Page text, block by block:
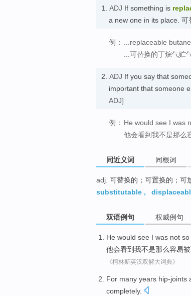
1. ADJ If something is
a new one in its place. 可
例： ...replaceable
...可替换的丁烷气贮
2. ADJ If you say that
important that someone
ADJ]
例： He would see I was
他会看到我不是那么
同近义词 同根词
adj. 可替换的；可置换的；可
substitutable ,
双语例句 权威例句
He would see I was not so
他会看到我不是那么容易
《柯林斯英汉双解大词典》
For many years hip-joints
completely.